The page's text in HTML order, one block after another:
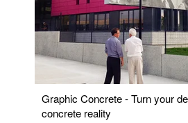
Graphic Concrete - Turn your
concrete reality